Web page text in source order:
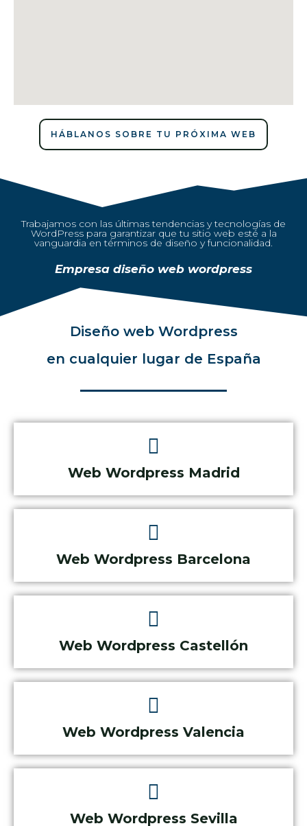
HÁBLANOS SOBRE TU PRÓXIMA WEB
Trabajamos con las últimas tendencias y tecnologías de
WordPress para garantizar que tu sitio web esté a la
vanguardia en términos de diseño y funcionalidad.
Empresa diseño web wordpress
Diseño web Wordpress
en cualquier lugar de España
Web Wordpress Madrid
Web Wordpress Barcelona
Web Wordpress Castellón
Web Wordpress Valencia
Web Wordpress Sevilla